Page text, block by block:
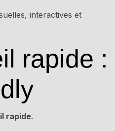
interactives et
rapide :
rapide.